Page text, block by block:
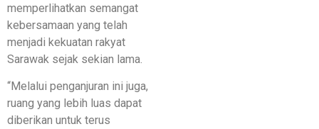
memperlihatkan semangat
kebersamaan yang telah
menjadi kekuatan rakyat
Sarawak sejak sekian lama.
“Melalui penganjuran ini juga,
ruang yang lebih luas dapat
diberikan untuk terus